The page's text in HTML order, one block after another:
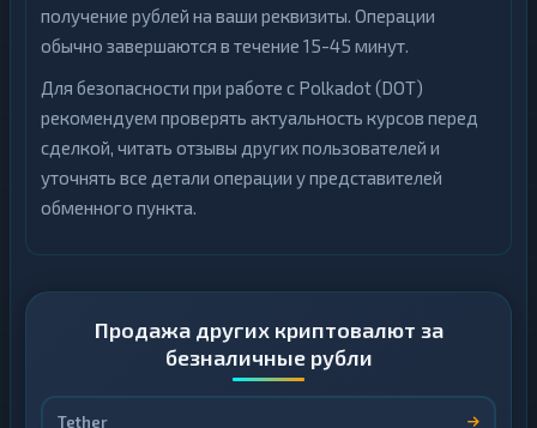
получение рублей на ваши реквизиты. Операции
обычно завершаются в течение 15-45 минут.
Для безопасности при работе с Polkadot (DOT)
рекомендуем проверять актуальность курсов перед
сделкой, читать отзывы других пользователей и
уточнять все детали операции у представителей
обменного пункта.
Продажа других криптовалют за
безналичные рубли
Tether